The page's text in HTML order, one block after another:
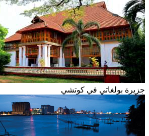
جزيرة بولغاتي في كوتشي